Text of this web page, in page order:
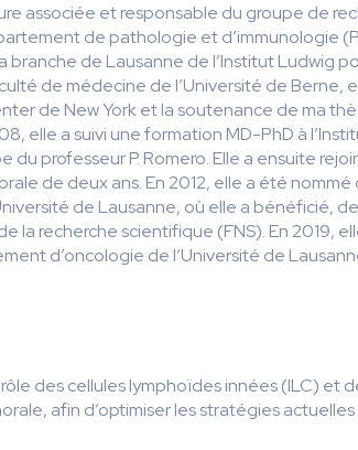
associée et responsable du groupe de
de pathologie et d’immunologie
de Lausanne de l’Institut Ludwig
de médecine de l’Université de Berne,
de New York et la soutenance de ma
elle a suivi une formation MD-PhD à
du professeur P. Romero. Elle a ensuite
de deux ans. En 2012, elle a été
de Lausanne, où elle a bénéficié,
la recherche scientifique (FNS). En 2019,
d’oncologie de l’Université de
des cellules lymphoïdes innées (ILC) et
afin d’optimiser les stratégies